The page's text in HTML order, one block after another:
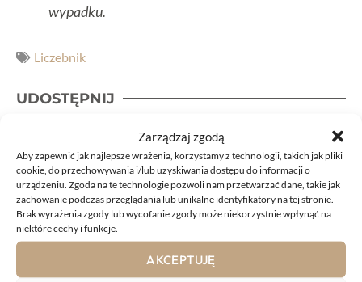
Zarządzaj zgodą
Aby zapewnić jak najlepsze wrażenia, korzystamy z technologii, takich jak pliki
cookie, do przechowywania i/lub uzyskiwania dostępu do informacji o
urządzeniu. Zgoda na te technologie pozwoli nam przetwarzać dane, takie jak
zachowanie podczas przeglądania lub unikalne identyfikatory na tej stronie.
Brak wyrażenia zgody lub wycofanie zgody może niekorzystnie wpłynąć na
niektóre cechy i funkcje.
AKCEPTUJĘ
wypadku.
Liczebnik
UDOSTĘPNIJ
KOMENTARZE: